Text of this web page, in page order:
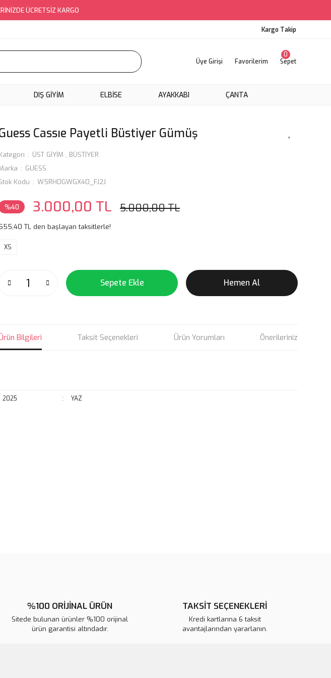
ÜCRETSİZ KARGO
Kargo Takip
Üye Girişi Favorilerim Sepet
0
DIŞ GİYİM ELBİSE AYAKKABI ÇANTA
Cassıe Payetli Büstiyer Gümüş
ÜST GİYİM , BÜSTİYER
GUESS
Kodu
W5RH0GWGX40_FJ2J
%40 3.000,00 TL 5.000,00 TL
TL den başlayan taksitlerle!
XS
Sepete Ekle Hemen Al
Bilgileri Taksit Seçenekleri Ürün Yorumları Önerileriniz
2025 : YAZ
%100 ORİJİNAL ÜRÜN
Sitede bulunan ürünler %100 orijinal
ürün garantisi altındadır.
TAKSİT SEÇENEKLERİ
Kredi kartlarına 6 taksit
avantajlarından yararlanın.